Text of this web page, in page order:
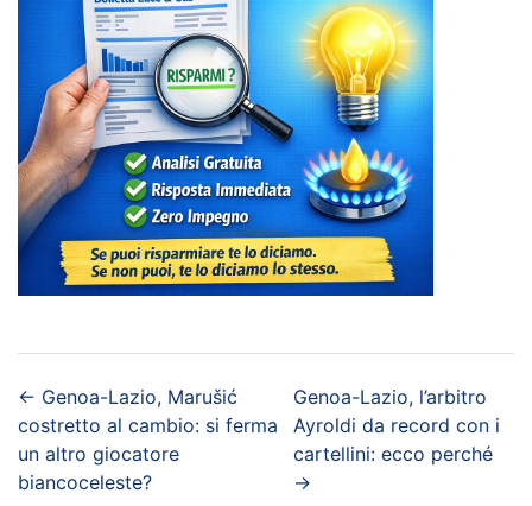
← Genoa-Lazio, Marušić
costretto al cambio: si ferma
un altro giocatore
biancoceleste?
Genoa-Lazio, l’arbitro
Ayroldi da record con i
cartellini: ecco perché
→